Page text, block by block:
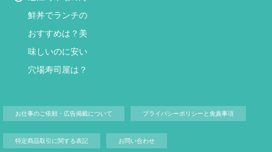
鮮丼でランチの
おすすめは？美
味しいのに安い
穴場寿司屋は？
お仕事のご依頼・広告掲載について プライバシーポリシーと免責事項
特定商品取引に関する表記 お問い合わせ